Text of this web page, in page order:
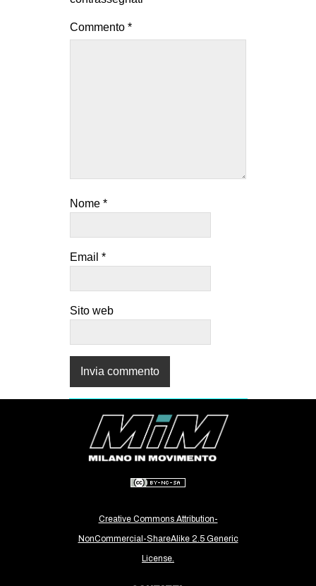
Commento *
Nome *
Email *
Sito web
Creative Commons Attribution-
NonCommercial-ShareAlike 2.5 Generic
License.